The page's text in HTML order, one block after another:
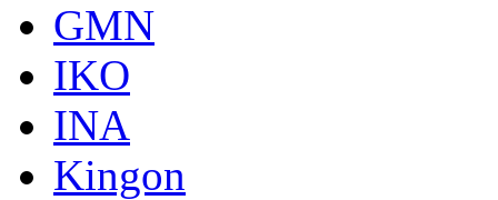
GMN
IKO
INA
Kingon